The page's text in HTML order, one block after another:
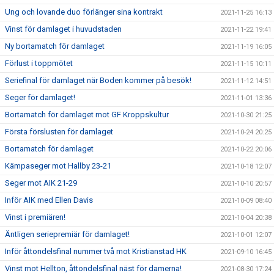
Ung och lovande duo förlänger sina kontrakt 2021-11-25 16:13
Vinst för damlaget i huvudstaden 2021-11-22 19:41
Ny bortamatch för damlaget 2021-11-19 16:05
Förlust i toppmötet 2021-11-15 10:11
Seriefinal för damlaget när Boden kommer på besök! 2021-11-12 14:51
Seger för damlaget! 2021-11-01 13:36
Bortamatch för damlaget mot GF Kroppskultur 2021-10-30 21:25
Första förslusten för damlaget 2021-10-24 20:25
Bortamatch för damlaget 2021-10-22 20:06
Kämpaseger mot Hallby 23-21 2021-10-18 12:07
Seger mot AIK 21-29 2021-10-10 20:57
Inför AIK med Ellen Davis 2021-10-09 08:40
Vinst i premiären! 2021-10-04 20:38
Äntligen seriepremiär för damlaget! 2021-10-01 12:07
Inför åttondelsfinal nummer två mot Kristianstad HK 2021-09-10 16:45
Vinst mot Hellton, åttondelsfinal näst för damerna! 2021-08-30 17:24